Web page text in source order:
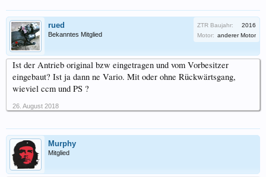
rued
Bekanntes Mitglied
ZTR Baujahr:
2016
Motor: anderer Motor
Ist der Antrieb original bzw eingetragen und vom Vorbesitzer
eingebaut? Ist ja dann ne Vario. Mit oder ohne Rückwärtsgang,
wieviel ccm und PS ?
26. August 2018
Murphy
Mitglied